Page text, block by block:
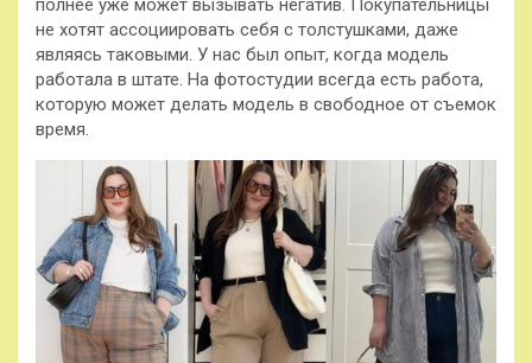
полнее уже может вызывать негатив. Покупательницы
не хотят ассоциировать себя с толстушками, даже
являясь таковыми. У нас был опыт, когда модель
работала в штате. На фотостудии всегда есть работа,
которую может делать модель в свободное от съемок
время.